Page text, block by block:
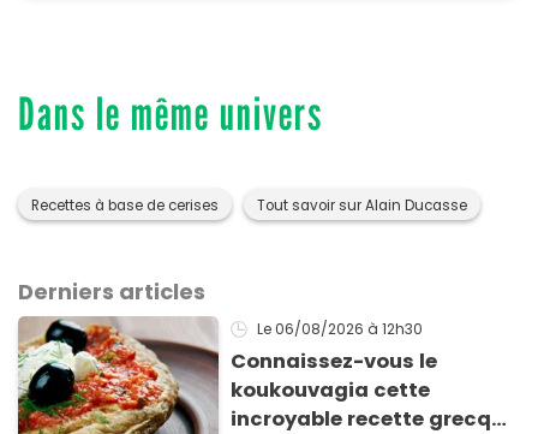
Dans le même univers
Recettes à base de cerises Tout savoir sur Alain Ducasse
Derniers articles
Le 06/08/2026 à 12h30
Connaissez-vous le
koukouvagia cette
incroyable recette grecque